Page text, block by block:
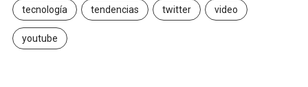
tecnología tendencias twitter video
youtube